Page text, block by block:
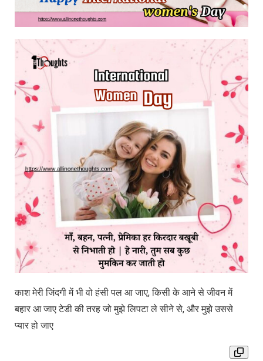
काश मेरी जिंदगी में भी वो हंसी पल आ जाए, किसी के आने से जीवन में
बहार आ जाए टेडी की तरह जो मुझे लिपटा ले सीने से, और मुझे उससे
प्यार हो जाए